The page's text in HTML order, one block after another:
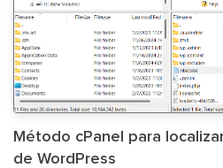
Método cPanel para
de WordPress